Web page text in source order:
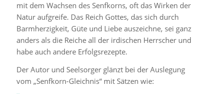
mit dem Wachsen des Senfkorns, oft das Wirken der
Natur aufgreife. Das Reich Gottes, das sich durch
Barmherzigkeit, Güte und Liebe auszeichne, sei ganz
anders als die Reiche all der irdischen Herrscher und
habe auch andere Erfolgsrezepte.
Der Autor und Seelsorger glänzt bei der Auslegung
vom „Senfkorn-Gleichnis“ mit Sätzen wie: